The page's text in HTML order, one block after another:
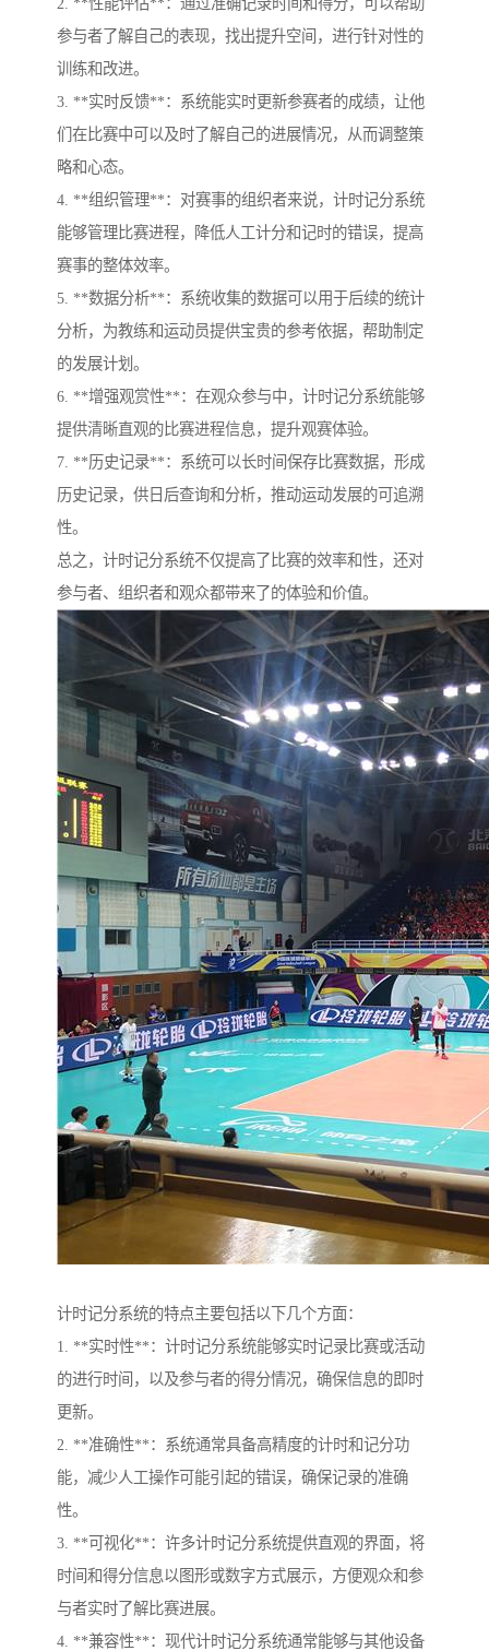
2. **性能评估**：通过准确记录时间和得分，可以帮助
参与者了解自己的表现，找出提升空间，进行针对性的
训练和改进。
3. **实时反馈**：系统能实时更新参赛者的成绩，让他
们在比赛中可以及时了解自己的进展情况，从而调整策
略和心态。
4. **组织管理**：对赛事的组织者来说，计时记分系统
能够管理比赛进程，降低人工计分和记时的错误，提高
赛事的整体效率。
5. **数据分析**：系统收集的数据可以用于后续的统计
分析，为教练和运动员提供宝贵的参考依据，帮助制定
的发展计划。
6. **增强观赏性**：在观众参与中，计时记分系统能够
提供清晰直观的比赛进程信息，提升观赛体验。
7. **历史记录**：系统可以长时间保存比赛数据，形成
历史记录，供日后查询和分析，推动运动发展的可追溯
性。
总之，计时记分系统不仅提高了比赛的效率和性，还对
参与者、组织者和观众都带来了的体验和价值。
计时记分系统的特点主要包括以下几个方面：
1. **实时性**：计时记分系统能够实时记录比赛或活动
的进行时间，以及参与者的得分情况，确保信息的即时
更新。
2. **准确性**：系统通常具备高精度的计时和记分功
能，减少人工操作可能引起的错误，确保记录的准确
性。
3. **可视化**：许多计时记分系统提供直观的界面，将
时间和得分信息以图形或数字方式展示，方便观众和参
与者实时了解比赛进展。
4. **兼容性**：现代计时记分系统通常能够与其他设备